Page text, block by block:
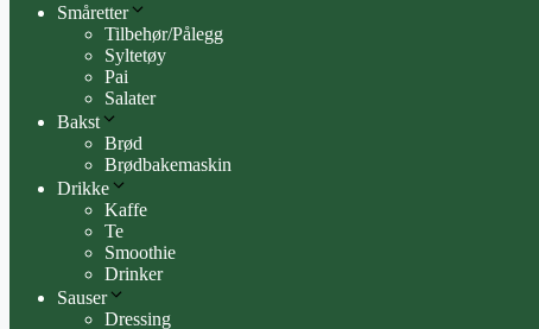
Småretter
Tilbehør/Pålegg
Syltetøy
Pai
Salater
Bakst
Brød
Brødbakemaskin
Drikke
Kaffe
Te
Smoothie
Drinker
Sauser
Dressing